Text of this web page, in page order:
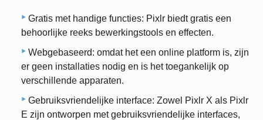
Gratis met handige functies: Pixlr biedt gratis een
behoorlijke reeks bewerkingstools en effecten.
Webgebaseerd: omdat het een online platform is, zijn
er geen installaties nodig en is het toegankelijk op
verschillende apparaten.
Gebruiksvriendelijke interface: Zowel Pixlr X als Pixlr
E zijn ontworpen met gebruiksvriendelijke interfaces,